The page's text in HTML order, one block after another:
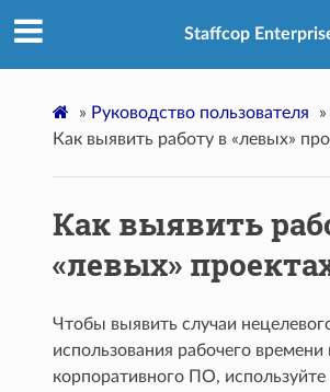
Staffcop
» Руководство пользователя »
Как выявить работу в «левых»
Как выявить
«левых»
Чтобы выявить случаи
использования рабочего времени
корпоративного ПО,